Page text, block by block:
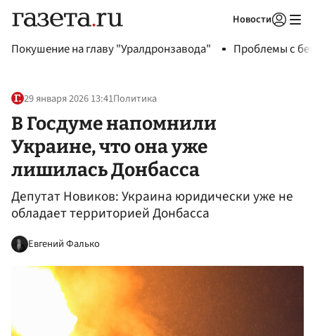
Новости
Покушение на главу "Уралдронзавода" Проблемы с
29 января 2026 13:41Политика
В Госдуме напомнили
Украине, что она уже
лишилась Донбасса
Депутат Новиков: Украина юридически уже не
обладает территорией Донбасса
Евгений Фалько